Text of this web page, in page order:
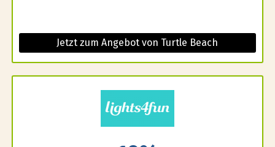
Jetzt zum Angebot von Turtle Beach